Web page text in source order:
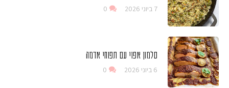
7 ביוני 2026 0
סלמון אפוי עם תפוחי אדמה
6 ביוני 2026 0